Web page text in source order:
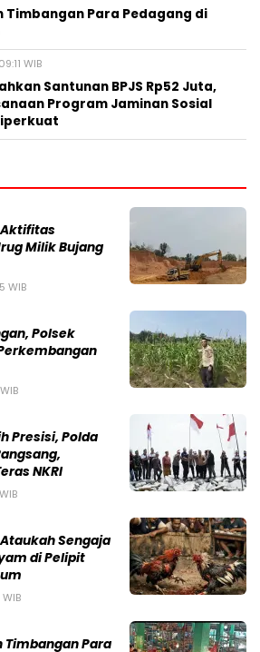
Timbangan Para Pedagang di
WIB
Santunan BPJS Rp52 Juta,
Program Jaminan Sosial
Milik Bujang
WIB
Polsek
Presisi, Polda
NKRI
Sengaja
di Pelipit
Para